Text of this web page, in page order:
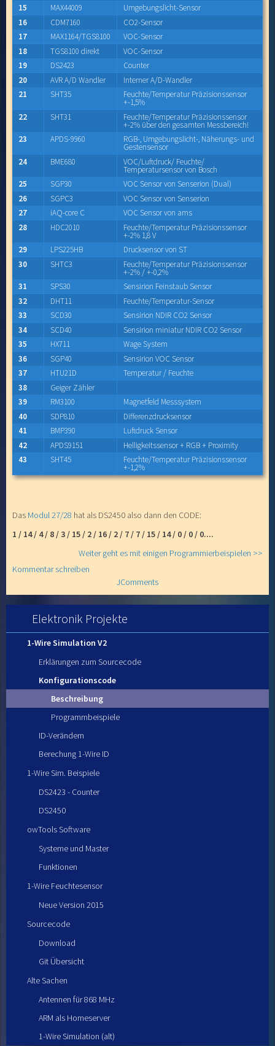
15
MAX44009
Umgebungslicht-Sensor
16
CDM7160
CO2-Sensor
17
MAX1164/TGS8100
VOC-Sensor
18
TGS8100 direkt
VOC-Sensor
19
DS2423
Counter
20
AVR A/D Wandler
Interner A/D-Wandler
21
SHT35 Feuchte/Temperatur Präzisionssensor
+-1,5%
22
SHT31 Feuchte/Temperatur Präzisionssensor
+-2% über den gesamten Messbereich!
23
APDS-9960 RGB-, Umgebungslicht-, Näherungs- und
Gestensensor
24
BME680 VOC/Luftdruck/ Feuchte/
Temperatursensor von Bosch
25
SGP30
VOC Sensor von Senserion (Dual)
26
SGPC3
VOC Sensor von Senserion
27
iAQ-core C
VOC Sensor von ams
28
HDC2010 Feuchte/Temperatur Präzisionssensor
+-2% 1,8 V
29
LPS225HB
Drucksensor von ST
30
SHTC3 Feuchte/Temperatur Präzisionssensor
+-2% / +-0,2%
31
SPS30
Sensirion Feinstaub Sensor
32
DHT11
Feuchte/Temperatur-Sensor
33
SCD30
Sensirion NDIR CO2 Sensor
34
SCD40
Sensirion miniatur NDIR CO2 Sensor
35
HX711
Wage System
36
SGP40
Sensirion VOC Sensor
37
HTU21D
Temperatur / Feuchte
38
Geiger Zähler
39
RM3100
Magnetfeld Messsystem
40
SDP810
Differenzdrucksensor
41
BMP390
Luftdruck Sensor
42
APDS9151
Helligkeitssensor + RGB + Proximity
43
SHT45 Feuchte/Temperatur Präzisionssensor
+-1,2%
Das Modul 27/28 hat als DS2450 also dann den CODE:
1 / 14 / 4 / 8 / 3 / 15 / 2 / 16 / 2 / 7 / 7 / 15 / 14 / 0 / 0 / 0....
Weiter geht es mit einigen Programmierbeispielen >>
Kommentar schreiben
JComments
Elektronik Projekte
1-Wire Simulation V2
Erklärungen zum Sourcecode
Konfigurationscode
Beschreibung
Programmbeispiele
ID-Verändern
Berechung 1-Wire ID
1-Wire Sim. Beispiele
DS2423 - Counter
DS2450
owTools Software
Systeme und Master
Funktionen
1-Wire Feuchtesensor
Neue Version 2015
Sourcecode
Download
Git Übersicht
Alte Sachen
Antennen für 868 MHz
ARM als Homeserver
1-Wire Simulation (alt)